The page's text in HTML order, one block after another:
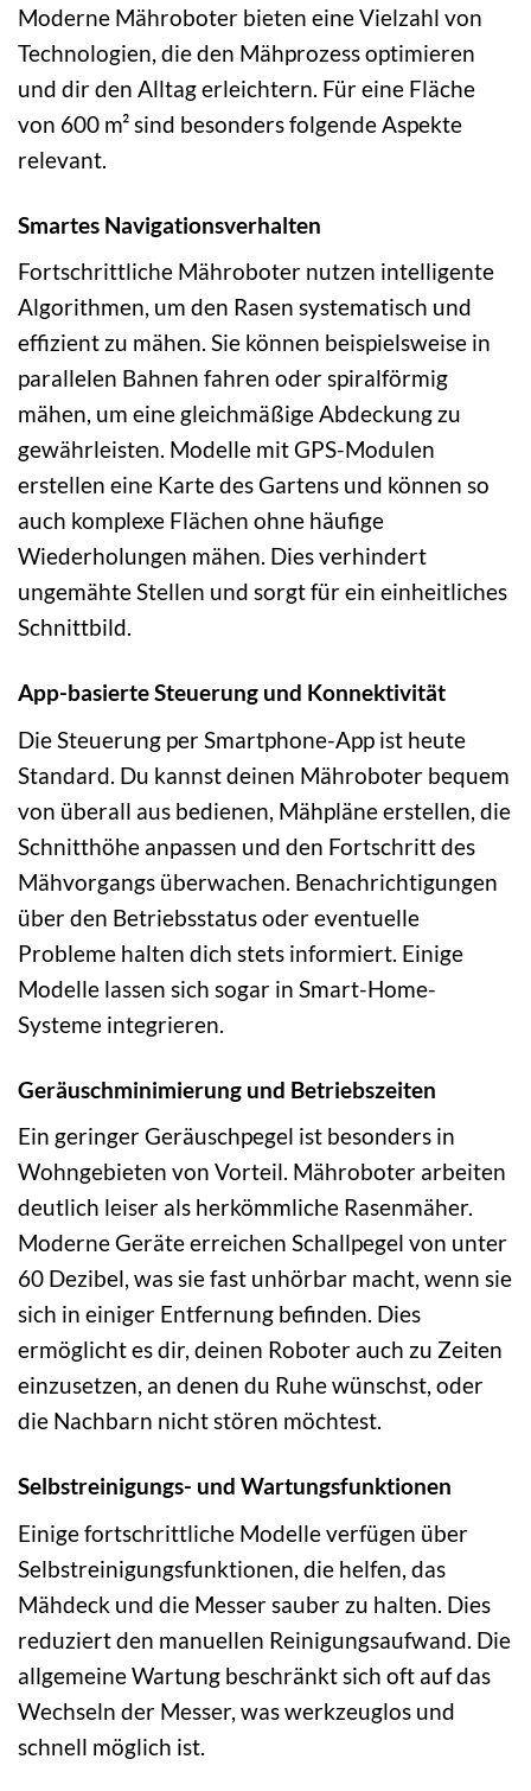
Moderne Mähroboter bieten eine Vielzahl von
Technologien, die den Mähprozess optimieren
und dir den Alltag erleichtern. Für eine Fläche
von 600 m² sind besonders folgende Aspekte
relevant.
Smartes Navigationsverhalten
Fortschrittliche Mähroboter nutzen intelligente
Algorithmen, um den Rasen systematisch und
effizient zu mähen. Sie können beispielsweise in
parallelen Bahnen fahren oder spiralförmig
mähen, um eine gleichmäßige Abdeckung zu
gewährleisten. Modelle mit GPS-Modulen
erstellen eine Karte des Gartens und können so
auch komplexe Flächen ohne häufige
Wiederholungen mähen. Dies verhindert
ungemähte Stellen und sorgt für ein einheitliches
Schnittbild.
App-basierte Steuerung und Konnektivität
Die Steuerung per Smartphone-App ist heute
Standard. Du kannst deinen Mähroboter bequem
von überall aus bedienen, Mähpläne erstellen, die
Schnitthöhe anpassen und den Fortschritt des
Mähvorgangs überwachen. Benachrichtigungen
über den Betriebsstatus oder eventuelle
Probleme halten dich stets informiert. Einige
Modelle lassen sich sogar in Smart-Home-
Systeme integrieren.
Geräuschminimierung und Betriebszeiten
Ein geringer Geräuschpegel ist besonders in
Wohngebieten von Vorteil. Mähroboter arbeiten
deutlich leiser als herkömmliche Rasenmäher.
Moderne Geräte erreichen Schallpegel von unter
60 Dezibel, was sie fast unhörbar macht, wenn sie
sich in einiger Entfernung befinden. Dies
ermöglicht es dir, deinen Roboter auch zu Zeiten
einzusetzen, an denen du Ruhe wünschst, oder
die Nachbarn nicht stören möchtest.
Selbstreinigungs- und Wartungsfunktionen
Einige fortschrittliche Modelle verfügen über
Selbstreinigungsfunktionen, die helfen, das
Mähdeck und die Messer sauber zu halten. Dies
reduziert den manuellen Reinigungsaufwand. Die
allgemeine Wartung beschränkt sich oft auf das
Wechseln der Messer, was werkzeuglos und
schnell möglich ist.